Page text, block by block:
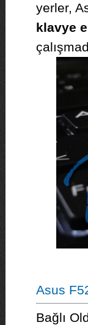
yerler,
klavye
Asus
Bağlı